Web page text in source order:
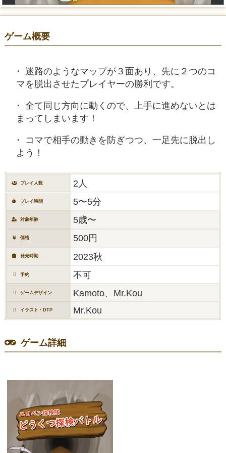
ゲーム概要
迷路のようなマップが３面あり、先に２つのコ
マを脱出させたプレイヤーの勝利です。
全て同じ方向に動くので、上手に進めないとは
まってしまいます！
コマで相手の動きを防ぎつつ、一足先に脱出し
よう！
プレイ人数 2人
プレイ時間 5〜5分
対象年齢 5歳〜
価格 500円
発売時期 2023秋
予約 不可
ゲームデザイン Kamoto、Mr.Kou
イラスト・DTP Mr.Kou
ゲーム詳細